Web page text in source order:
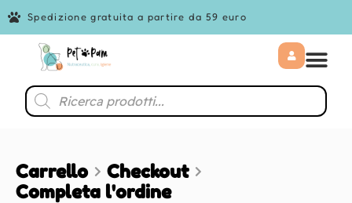
Spedizione gratuita a partire da 59 euro
Carrello
Checkout
Completa l'ordine